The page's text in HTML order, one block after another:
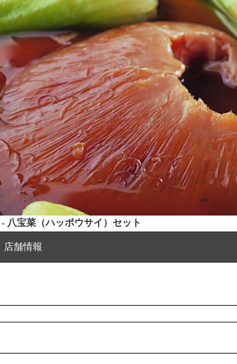
宝菜（ハッポウサイ）セット
店舗情報